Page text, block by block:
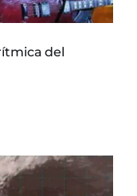
del